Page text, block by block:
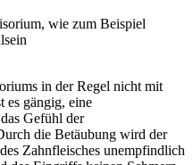
wie zum Beispiel
in der Regel nicht mit
es gängig, eine
Gefühl der
die Betäubung wird der
Zahnfleisches unempfindlich